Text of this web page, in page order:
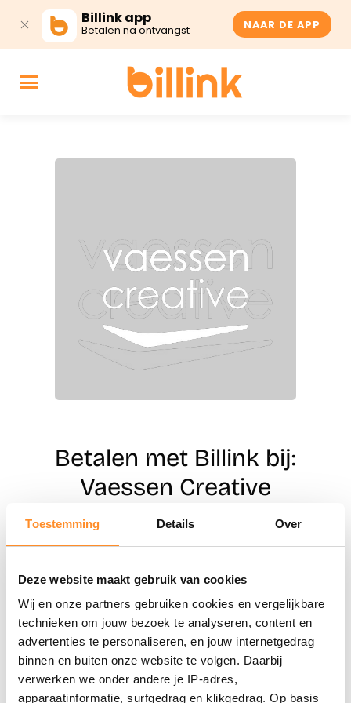
Toestemming Details Over
Deze website maakt gebruik van cookies
Wij en onze partners gebruiken cookies en vergelijkbare
technieken om jouw bezoek te analyseren, content en
advertenties te personaliseren, en jouw internetgedrag
binnen en buiten onze website te volgen. Daarbij
verwerken we onder andere je IP-adres,
apparaatinformatie, surfgedrag en klikgedrag. Op basis
Billink app
Betalen na ontvangst NAAR DE APP
Betalen met Billink bij:
Vaessen Creative
Naar winkels